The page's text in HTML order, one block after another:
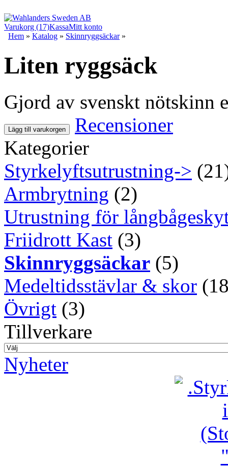
Varukorg (17)KassaMitt konto
Hem » Katalog » Skinnryggsäckar»
Liten ryggsäck
Gjord av svenskt nötskinn
Lägg till varukorgen
Recensioner
Kategorier
Styrkelyftsutrustning->
Armbrytning (2)
Utrustning för
Friidrott Kast (3)
Skinnryggsäckar (5)
Medeltidsstävlar & skor
Övrigt (3)
Tillverkare
Nyheter